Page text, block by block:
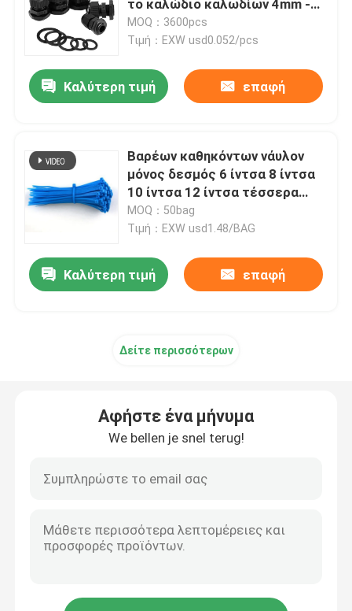
Προϊόντα
Βίντεο
το καλώδιο καλωδίων 4mm -
8mm Dia
MOQ：3600pcs
Τιμή：EXW usd0.052/pcs
Καλύτερη τιμή επαφή
Βαρέων καθηκόντων νάυλον
μόνος δεσμός 6 ίντσα 8 ίντσα
10 ίντσα 12 ίντσα τέσσερα
καλωδίων κλειδώματος μήκος
MOQ：50bag
Τιμή：EXW usd1.48/BAG
Καλύτερη τιμή επαφή
Δείτε περισσότερων
Αφήστε ένα μήνυμα
We bellen je snel terug!